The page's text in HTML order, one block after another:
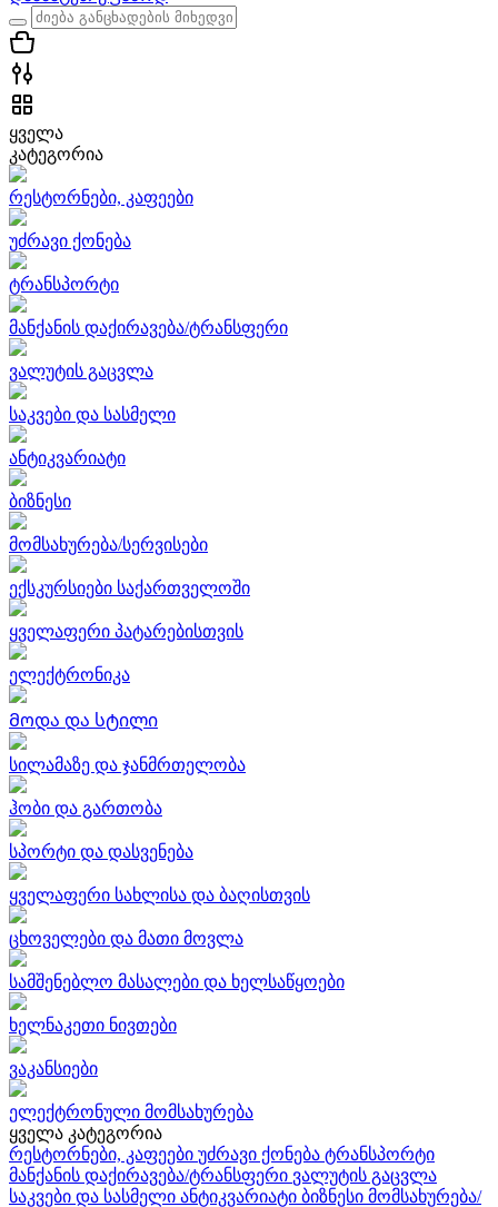
ყველა
კატეგორია
რესტორნები, კაფეები
უძრავი ქონება
ტრანსპორტი
მანქანის დაქირავება/ტრანსფერი
ვალუტის გაცვლა
საკვები და სასმელი
ანტიკვარიატი
ბიზნესი
მომსახურება/სერვისები
ექსკურსიები საქართველოში
ყველაფერი პატარებისთვის
ელექტრონიკა
Მოდა და სტილი
სილამაზე და ჯანმრთელობა
ჰობი და გართობა
სპორტი და დასვენება
ყველაფერი სახლისა და ბაღისთვის
ცხოველები და მათი მოვლა
სამშენებლო მასალები და ხელსაწყოები
ხელნაკეთი ნივთები
ვაკანსიები
ელექტრონული მომსახურება
ყველა კატეგორია
რესტორნები, კაფეები უძრავი ქონება ტრანსპორტი
მანქანის დაქირავება/ტრანსფერი ვალუტის გაცვლა
საკვები და სასმელი ანტიკვარიატი ბიზნესი მომსახურება/